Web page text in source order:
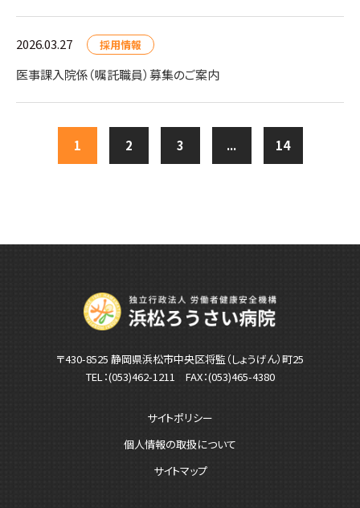
2026.03.27 採用情報
医事課入院係（嘱託職員）募集のご案内
1 2 3 ... 14
〒430-8525 静岡県浜松市中央区将監（しょうげん）町25
TEL：(053)462-1211 FAX：(053)465-4380
サイトポリシー
個人情報の取扱について
サイトマップ